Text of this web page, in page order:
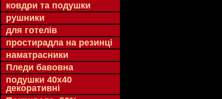
ковдри та подушки
рушники
для готелів
простирадла на резинці
наматрасники
Пледи бавовна
подушки 40х40
декоративні